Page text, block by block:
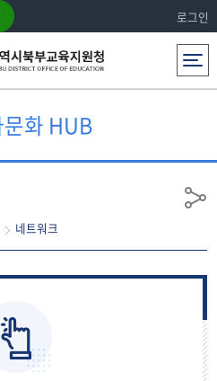
로그인
전체메뉴
화 HUB
네트워크
공